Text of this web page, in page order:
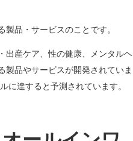
品・サービスのことです。
出産ケア、性の健康、メンタルヘ
製品やサービスが開発されていま
に達すると予測されています。